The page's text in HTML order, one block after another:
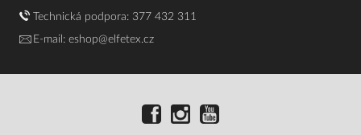
Technická podpora: 377 432 311
E-mail: eshop@elfetex.cz